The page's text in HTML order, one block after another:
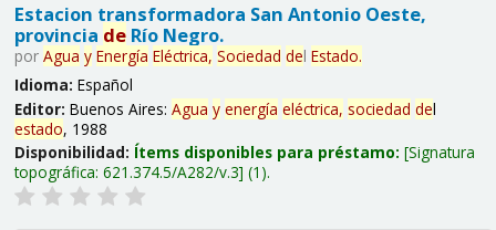
Estacion transformadora San Antonio Oeste,
provincia deRío Negro.
por Agua y Energía Eléctrica, Sociedad del Estado.
Idioma: Español
Editor: Buenos Aires: Agua y energía eléctrica, sociedad del
estado, 1988
Disponibilidad: Ítems disponibles para préstamo: Signatura
topográfica: 621.374.5/A282/v.3 (1).